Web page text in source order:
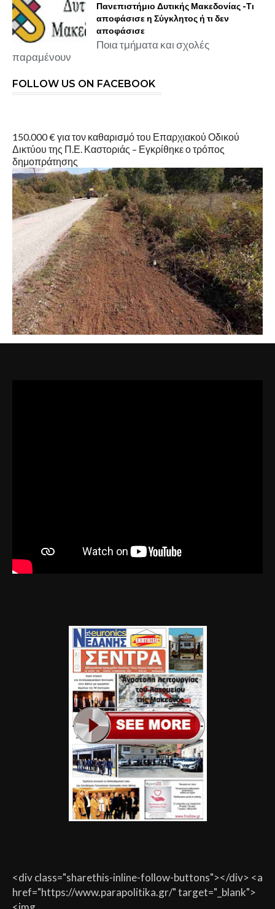
Πανεπιστήμιο Δυτικής Μακεδονίας -Τι
αποφάσισε η Σύγκλητος ή τι δεν
αποφάσισε
Ποια τμήματα και σχολές
παραμένουν
FOLLOW US ON FACEBOOK
150.000 € για τον καθαρισμό του Επαρχιακού Οδικού
Δικτύου της Π.Ε. Καστοριάς – Εγκρίθηκε ο τρόπος
δημοπράτησης
<div class="sharethis-inline-follow-buttons"></div> <a
href="https://www.parapolitika.gr/" target="_blank">